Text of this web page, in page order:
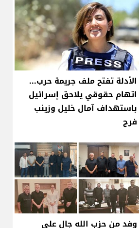
الأدلة تفتح ملف جريمة حرب...
اتهام حقوقي يلاحق إسرائيل
باستهداف آمال خليل وزينب
فرج
وفد من حزب الله جال على